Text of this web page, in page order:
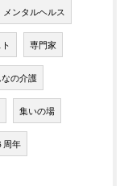
メンタルヘルス
専門家
の介護
集いの場
周年